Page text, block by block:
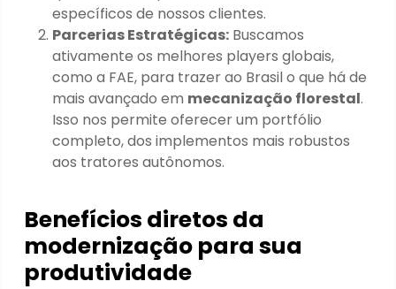
específicos de nossos clientes.
Parcerias Estratégicas: Buscamos
ativamente os melhores players globais,
como a FAE, para trazer ao Brasil o que há de
mais avançado em mecanização florestal.
Isso nos permite oferecer um portfólio
completo, dos implementos mais robustos
aos tratores autônomos.
Benefícios diretos da
modernização para sua
produtividade